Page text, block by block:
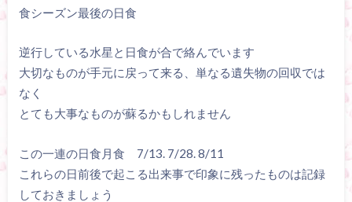
食シーズン最後の日食
逆行している水星と日食が合で絡んでいます
大切なものが手元に戻って来る、単なる遺失物の回収では
なく
とても大事なものが蘇るかもしれません
この一連の日食月食 7/13. 7/28. 8/11
これらの日前後で起こる出来事で印象に残ったものは記録
しておきましょう